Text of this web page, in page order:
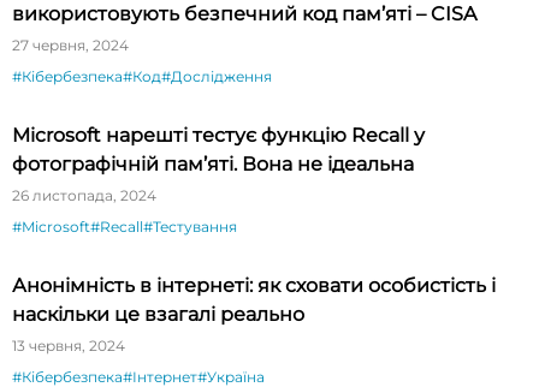
використовують безпечний код пам’яті – CISA
27 червня, 2024
#Кібербезпека#Код#Дослідження
Microsoft нарешті тестує функцію Recall у
фотографічній пам’яті. Вона не ідеальна
26 листопада, 2024
#Microsoft#Recall#Тестування
Анонімність в інтернеті: як сховати особистість і
наскільки це взагалі реально
13 червня, 2024
#Кібербезпека#Інтернет#Україна